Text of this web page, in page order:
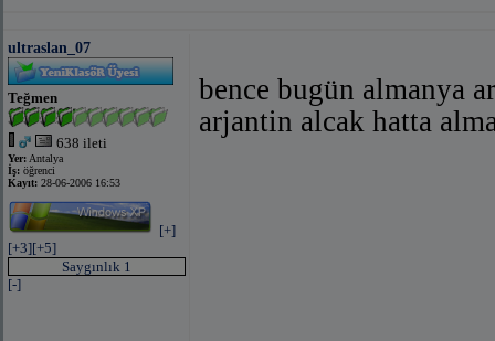
ultraslan_07
Teğmen
638 ileti
Yer: Antalya
İş: öğrenci
Kayıt: 28-06-2006 16:53
[+]
[+3][+5]
Saygınlık 1
[-]
bence bugün almanya
arjantin alcak hatta